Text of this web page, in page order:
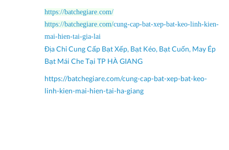
https://batchegiare.com/
https://batchegiare.com/cung-cap-bat-xep-bat-keo-linh-kien-
mai-hien-tai-gia-lai
Địa Chỉ Cung Cấp Bạt Xếp, Bạt Kéo, Bạt Cuốn, May Ép
Bạt Mái Che Tại TP HÀ GIANG
https://batchegiare.com/cung-cap-bat-xep-bat-keo-
linh-kien-mai-hien-tai-ha-giang